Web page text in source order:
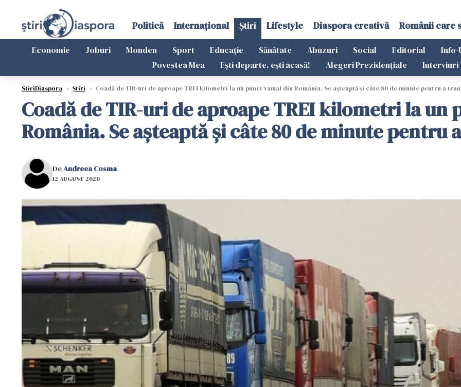
Politică Internațional Știri Lifestyle Diaspora creativă Românii care
Economie Joburi Monden Sport Educație Sănătate Abuzuri Social Editorial Info-
Povestea Mea
Ești departe, ești acasă! Alegeri Prezidențiale Interviuri
StiriDiaspora › Știri › Coadă de TIR-uri de aproape TREI kilometri la un punct vamal din România. Se aşteaptă şi câte 80 de minute pentru a
Coadă de TIR-uri de aproape TREI kilometri la un
România. Se aşteaptă şi câte 80 de minute
DeAndreea Cosma
12 AUGUST 2020